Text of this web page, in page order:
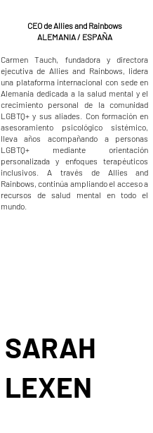
CEO de Allies and Rainbows
ALEMANIA / ESPAÑA
Carmen Tauch, fundadora y directora
ejecutiva de Allies and Rainbows, lidera
una plataforma internacional con sede en
Alemania dedicada a la salud mental y el
crecimiento personal de la comunidad
LGBTQ+ y sus aliades. Con formación en
asesoramiento psicológico sistémico,
lleva años acompañando a personas
LGBTQ+ mediante orientación
personalizada y enfoques terapéuticos
inclusivos. A través de Allies and
Rainbows, continúa ampliando el acceso a
recursos de salud mental en todo el
mundo.
SARAH
LEXEN